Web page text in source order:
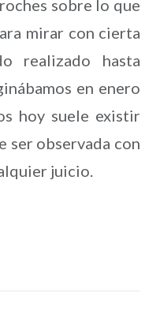
sobre lo que
mirar con cierta
realizado hasta
en enero
hoy suele existir
ser observada con
juicio.